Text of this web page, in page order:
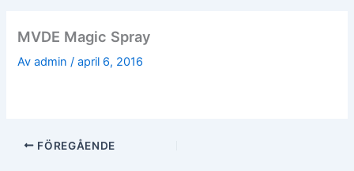
MVDE Magic Spray
Avadmin/april 6, 2016
FÖREGÅENDE